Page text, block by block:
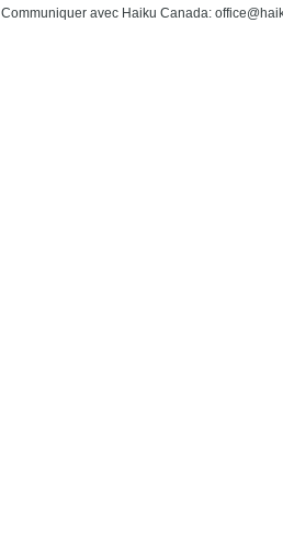
Communiquer avec Haiku Canada: